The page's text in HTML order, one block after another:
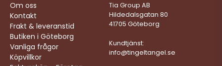
Om oss
Kontakt
Frakt & leveranstid
Butiken i Göteborg
Vanliga frågor
Köpvillkor
Tia Group AB
Hildedalsgatan 80
41705 Göteborg
Kundtjänst:
info@tingeltangel.se